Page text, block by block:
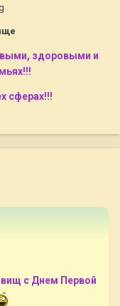
здоровыми и
сферах!!!
с Днем Первой